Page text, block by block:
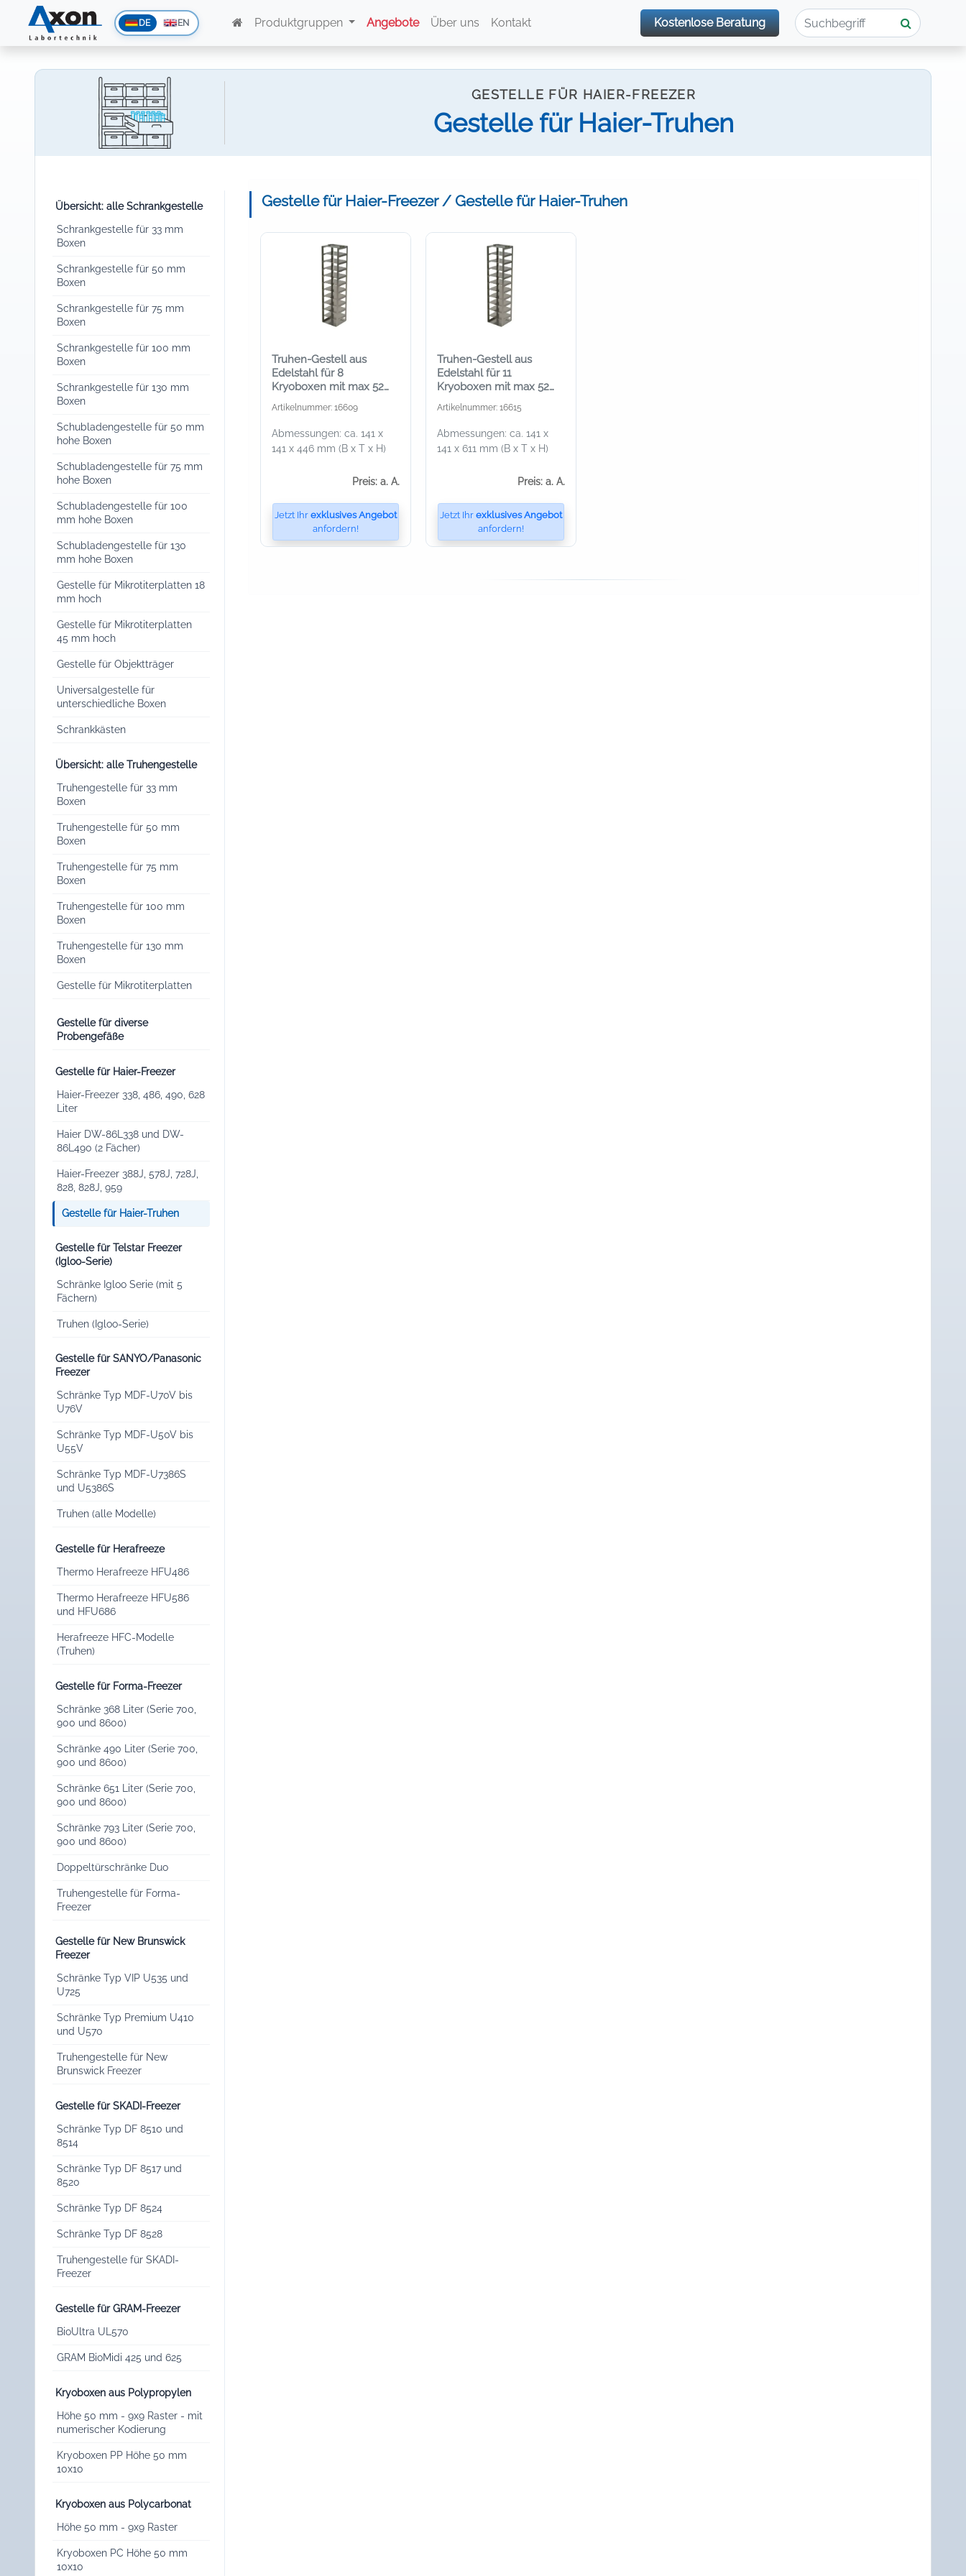
DE EN Produktgruppen Angebote Über uns Kontakt Kostenlose Beratung
GESTELLE FÜR HAIER-FREEZER
Gestelle für Haier-Truhen
Übersicht: alle Schrankgestelle
Schrankgestelle für 33 mm
Boxen
Schrankgestelle für 50 mm
Boxen
Schrankgestelle für 75 mm
Boxen
Schrankgestelle für 100 mm
Boxen
Schrankgestelle für 130 mm
Boxen
Schubladengestelle für 50 mm
hohe Boxen
Schubladengestelle für 75 mm
hohe Boxen
Schubladengestelle für 100
mm hohe Boxen
Schubladengestelle für 130
mm hohe Boxen
Gestelle für Mikrotiterplatten 18
mm hoch
Gestelle für Mikrotiterplatten
45 mm hoch
Gestelle für Objektträger
Universalgestelle für
unterschiedliche Boxen
Schrankkästen
Übersicht: alle Truhengestelle
Truhengestelle für 33 mm
Boxen
Truhengestelle für 50 mm
Boxen
Truhengestelle für 75 mm
Boxen
Truhengestelle für 100 mm
Boxen
Truhengestelle für 130 mm
Boxen
Gestelle für Mikrotiterplatten
Gestelle für diverse
Probengefäße
Gestelle für Haier-Freezer
Haier-Freezer 338, 486, 490, 628
Liter
Haier DW-86L338 und DW-
86L490 (2 Fächer)
Haier-Freezer 388J, 578J, 728J,
828, 828J, 959
Gestelle für Haier-Truhen
Gestelle für Telstar Freezer
(Igloo-Serie)
Schränke Igloo Serie (mit 5
Fächern)
Truhen (Igloo-Serie)
Gestelle für SANYO/Panasonic
Freezer
Schränke Typ MDF-U70V bis
U76V
Schränke Typ MDF-U50V bis
U55V
Schränke Typ MDF-U7386S
und U5386S
Truhen (alle Modelle)
Gestelle für Herafreeze
Thermo Herafreeze HFU486
Thermo Herafreeze HFU586
und HFU686
Herafreeze HFC-Modelle
(Truhen)
Gestelle für Forma-Freezer
Schränke 368 Liter (Serie 700,
900 und 8600)
Schränke 490 Liter (Serie 700,
900 und 8600)
Schränke 651 Liter (Serie 700,
900 und 8600)
Schränke 793 Liter (Serie 700,
900 und 8600)
Doppeltürschränke Duo
Truhengestelle für Forma-
Freezer
Gestelle für New Brunswick
Freezer
Schränke Typ VIP U535 und
U725
Schränke Typ Premium U410
und U570
Truhengestelle für New
Brunswick Freezer
Gestelle für SKADI-Freezer
Schränke Typ DF 8510 und
8514
Schränke Typ DF 8517 und
8520
Schränke Typ DF 8524
Schränke Typ DF 8528
Truhengestelle für SKADI-
Freezer
Gestelle für GRAM-Freezer
BioUltra UL570
GRAM BioMidi 425 und 625
Kryoboxen aus Polypropylen
Höhe 50 mm - 9x9 Raster - mit
numerischer Kodierung
Kryoboxen PP Höhe 50 mm
10x10
Kryoboxen aus Polycarbonat
Höhe 50 mm - 9x9 Raster
Kryoboxen PC Höhe 50 mm
10x10
Gestelle für Haier-Freezer / Gestelle für Haier-Truhen
Truhen-Gestell aus
Edelstahl für 8
Kryoboxen mit max 52
mm Höhe
Artikelnummer: 16609
Abmessungen: ca. 141 x
141 x 446 mm (B x T x H)
Preis: a. A.
Jetzt Ihr exklusives Angebot
anfordern!
Truhen-Gestell aus
Edelstahl für 11
Kryoboxen mit max 52
mm Höhe
Artikelnummer: 16615
Abmessungen: ca. 141 x
141 x 611 mm (B x T x H)
Preis: a. A.
Jetzt Ihr exklusives Angebot
anfordern!